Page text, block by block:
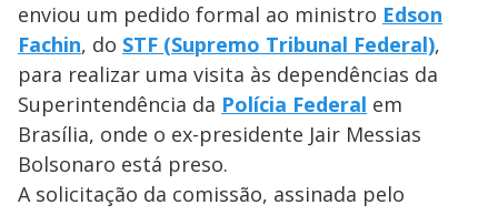
enviou um pedido formal ao ministro Edson
Fachin, do STF (Supremo Tribunal Federal),
para realizar uma visita às dependências da
Superintendência da Polícia Federal em
Brasília, onde o ex-presidente Jair Messias
Bolsonaro está preso.
A solicitação da comissão, assinada pelo